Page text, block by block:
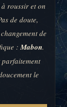
roussir et on
de doute,
de
: Mabon.
le